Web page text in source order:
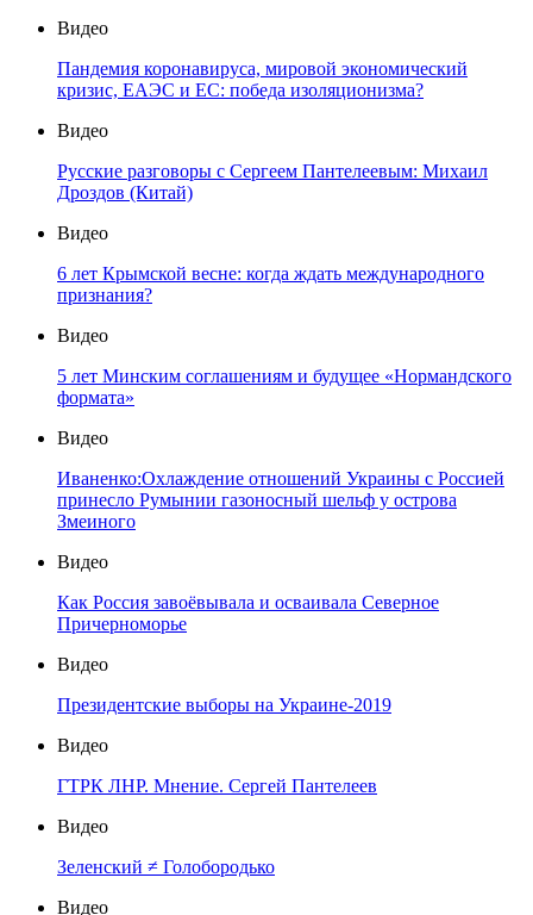
Видео
Пандемия коронавируса, мировой экономический
кризис, ЕАЭС и ЕС: победа изоляционизма?
Видео
Русские разговоры с Сергеем Пантелеевым: Михаил
Дроздов (Китай)
Видео
6 лет Крымской весне: когда ждать международного
признания?
Видео
5 лет Минским соглашениям и будущее «Нормандского
формата»
Видео
Иваненко:Охлаждение отношений Украины с Россией
принесло Румынии газоносный шельф у острова
Змеиного
Видео
Как Россия завоёвывала и осваивала Северное
Причерноморье
Видео
Президентские выборы на Украине-2019
Видео
ГТРК ЛНР. Мнение. Сергей Пантелеев
Видео
Зеленский ≠ Голобородько
Видео